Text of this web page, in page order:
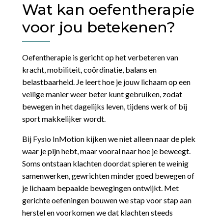
Wat kan oefentherapie
voor jou betekenen?
Oefentherapie is gericht op het verbeteren van
kracht, mobiliteit, coördinatie, balans en
belastbaarheid. Je leert hoe je jouw lichaam op een
veilige manier weer beter kunt gebruiken, zodat
bewegen in het dagelijks leven, tijdens werk of bij
sport makkelijker wordt.
Bij Fysio InMotion kijken we niet alleen naar de plek
waar je pijn hebt, maar vooral naar hoe je beweegt.
Soms ontstaan klachten doordat spieren te weinig
samenwerken, gewrichten minder goed bewegen of
je lichaam bepaalde bewegingen ontwijkt. Met
gerichte oefeningen bouwen we stap voor stap aan
herstel en voorkomen we dat klachten steeds